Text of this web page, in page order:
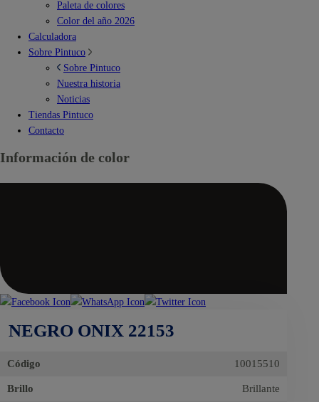
Paleta de colores
Color del año 2026
Calculadora
Sobre Pintuco
Sobre Pintuco
Nuestra historia
Noticias
Tiendas Pintuco
Contacto
Información de color
NEGRO ONIX 22153
Código 10015510
Brillo Brillante